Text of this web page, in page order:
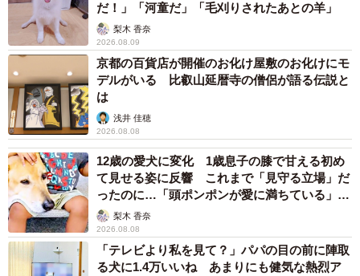
だ！」「河童だ」「毛刈りされたあとの羊」
梨木 香奈
2026.08.09
京都の百貨店が開催のお化け屋敷のお化けにモ
デルがいる 比叡山延暦寺の僧侶が語る伝説と
は
浅井 佳穂
2026.08.08
12歳の愛犬に変化 1歳息子の膝で甘える初め
て見せる姿に反響 これまで「見守る立場」だ
ったのに…「頭ポンポンが愛に満ちている」
「尊…」
梨木 香奈
2026.08.08
「テレビより私を見て？」パパの目の前に陣取
る犬に1.4万いいね あまりにも健気な熱烈ア